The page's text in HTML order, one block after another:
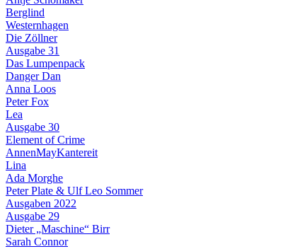
Berglind
Westernhagen
Die Zöllner
Ausgabe 31
Das Lumpenpack
Danger Dan
Anna Loos
Peter Fox
Lea
Ausgabe 30
Element of Crime
AnnenMayKantereit
Lina
Ada Morghe
Peter Plate & Ulf Leo Sommer
Ausgaben 2022
Ausgabe 29
Dieter „Maschine“ Birr
Sarah Connor